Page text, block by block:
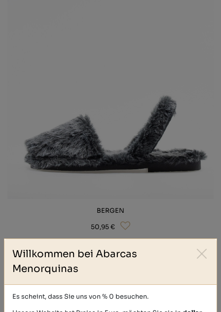
BERGEN
50,95 €
Willkommen bei Abarcas
Menorquinas
Es scheint, dass Sie uns von % 0 besuchen.